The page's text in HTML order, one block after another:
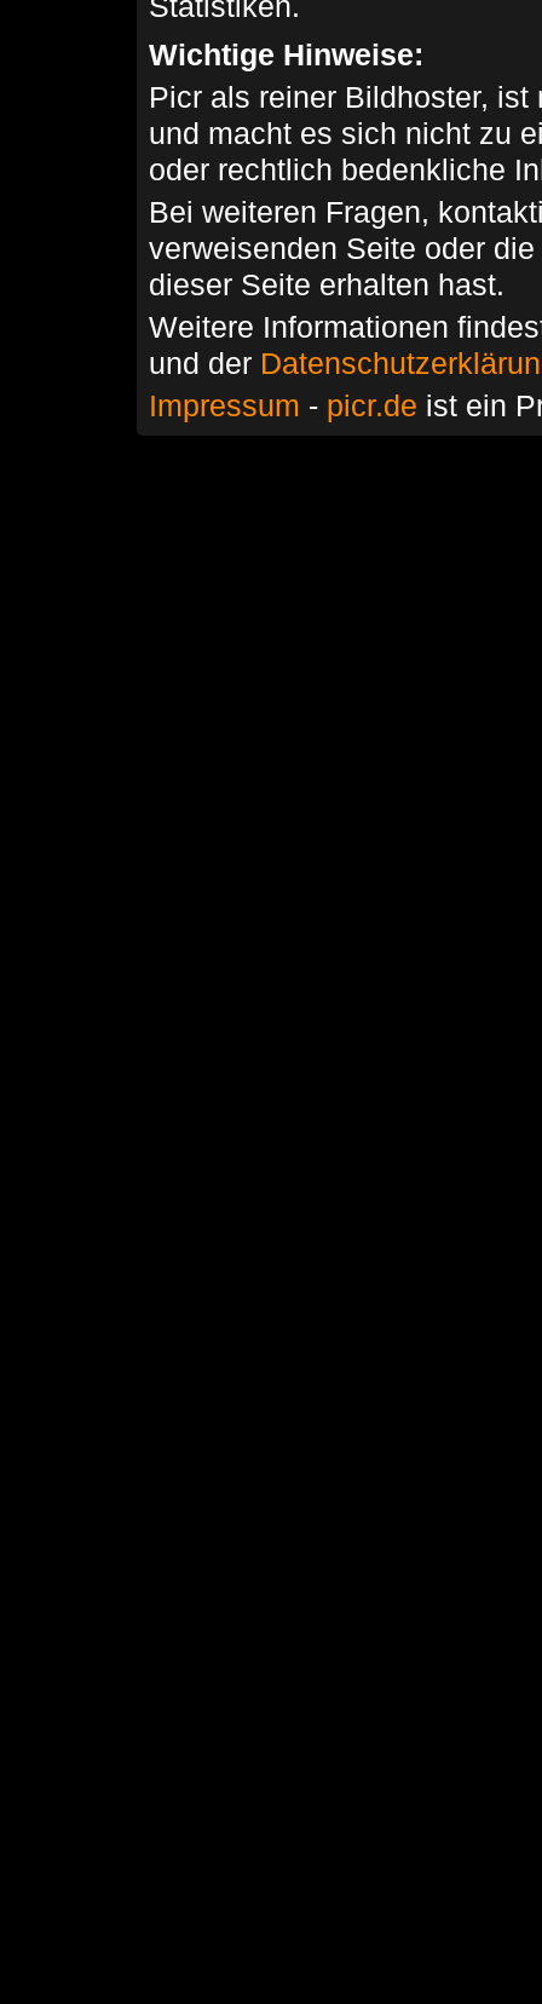
Wichtige Hinweise:
Picr als reiner Bildhoster,
und macht es sich nicht zu
oder rechtlich bedenkliche
Bei weiteren Fragen,
verweisenden Seite oder
dieser Seite erhalten hast.
Weitere Informationen
und der
Impressum - picr.de ist ein